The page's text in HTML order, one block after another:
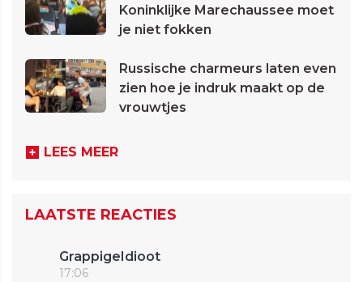
Koninklijke Marechaussee moet
je niet fokken
Russische charmeurs laten even
zien hoe je indruk maakt op de
vrouwtjes
LEES MEER
LAATSTE REACTIES
GrappigeIdioot
17:06